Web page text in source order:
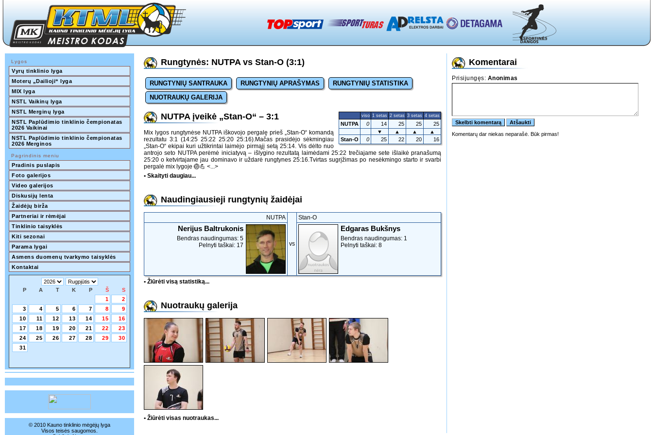
Lygos
Vyrų tinklinio lyga
Moterų „Dailioji“ lyga
MIX lyga
NSTL Vaikinų lyga
NSTL Merginų lyga
NSTL Paplūdimio tinklinio čempionatas
2026 Vaikinai
NSTL Paplūdimio tinklinio čempionatas
2026 Merginos
Pagrindinis meniu
Pradinis puslapis
Foto galerijos
Video galerijos
Diskusijų lenta
Žaidėjų birža
Partneriai ir rėmėjai
Tinklinio taisyklės
Kiti sezonai
Parama lygai
Asmens duomenų tvarkymo taisyklės
Kontaktai
P A T K P Š
S
1
2
3
4 5 6 7 8
9
10
11 12 13 14 15
16
17
18 19 20 21 22
23
24
25 26 27 28 29
30
31
© 2010 Kauno tinklinio mėgėjų lyga
Visos teisės saugomos.
Rungtynės: NUTPA vs Stan-O (3:1)
RUNGTYNIŲ SANTRAUKA RUNGTYNIŲ APRAŠYMAS
RUNGTYNIŲ STATISTIKA
NUOTRAUKŲ GALERIJA
viso 1 setas 2 setas 3 setas 4 setas
NUTPA 0 14 25 25
25
▼
▲ ▲
▲
Stan-O
0 25 22 20 16
NUTPA įveikė „Stan-O“ – 3:1
Mix lygos rungtynėse NUTPA iškovojo pergalę prieš „Stan-O“ komandą
rezultatu 3:1 (14:25 25:22 25:20 25:16).Mačas prasidėjo sėkmingiau
„Stan-O“ ekipai kuri užtikrintai laimėjo pirmąjį setą 25:14. Vis dėlto nuo
antrojo seto NUTPA perėmė iniciatyvą – išlygino rezultatą laimėdami 25:22 trečiajame sete išlaikė pranašumą
25:20 o ketvirtajame jau dominavo ir uždarė rungtynes 25:16.Tvirtas sugrįžimas po nesėkmingo starto ir svarbi
pergalė mix lygoje 🏐💪 <...>
• Skaityti daugiau...
Naudingiausieji rungtynių žaidėjai
NUTPA
vs
Stan-O
Nerijus Baltrukonis
Bendras naudingumas: 5
Pelnyti taškai: 17
Edgaras Bukšnys
Bendras naudingumas: 1
Pelnyti taškai: 8
• Žiūrėti visą statistiką...
Nuotraukų galerija
• Žiūrėti visas nuotraukas...
Komentarai